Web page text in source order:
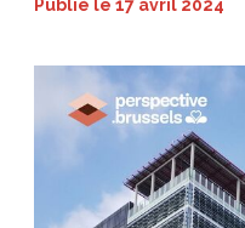
Publié le17 avril 2024